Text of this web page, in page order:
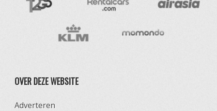
OVER DEZE WEBSITE
Adverteren